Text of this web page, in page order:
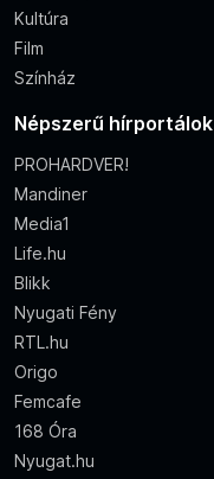
Kultúra
Film
Színház
Népszerű hírportálok
PROHARDVER!
Mandiner
Media1
Life.hu
Blikk
Nyugati Fény
RTL.hu
Origo
Femcafe
168 Óra
Nyugat.hu